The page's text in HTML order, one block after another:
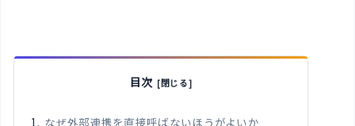
目次
なぜ外部連携を直接呼ばないほうがよいか